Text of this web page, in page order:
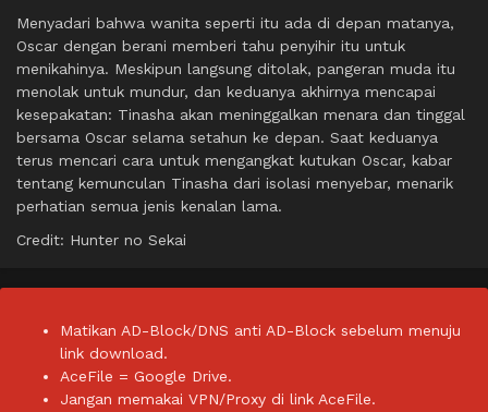
Menyadari bahwa wanita seperti itu ada di depan matanya,
Oscar dengan berani memberi tahu penyihir itu untuk
menikahinya. Meskipun langsung ditolak, pangeran muda itu
menolak untuk mundur, dan keduanya akhirnya mencapai
kesepakatan: Tinasha akan meninggalkan menara dan tinggal
bersama Oscar selama setahun ke depan. Saat keduanya
terus mencari cara untuk mengangkat kutukan Oscar, kabar
tentang kemunculan Tinasha dari isolasi menyebar, menarik
perhatian semua jenis kenalan lama.
Credit: Hunter no Sekai
Matikan AD-Block/DNS anti AD-Block sebelum menuju
link download.
AceFile = Google Drive.
Jangan memakai VPN/Proxy di link AceFile.